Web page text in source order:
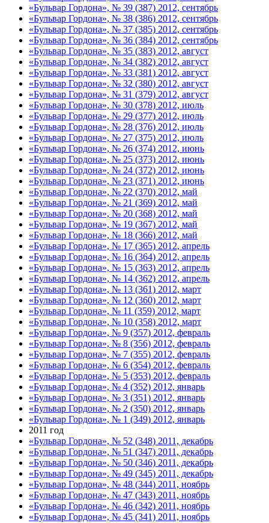
«Бульвар Гордона», № 39 (387) 2012, сентябрь
«Бульвар Гордона», № 38 (386) 2012, сентябрь
«Бульвар Гордона», № 37 (385) 2012, сентябрь
«Бульвар Гордона», № 36 (384) 2012, сентябрь
«Бульвар Гордона», № 35 (383) 2012, август
«Бульвар Гордона», № 34 (382) 2012, август
«Бульвар Гордона», № 33 (381) 2012, август
«Бульвар Гордона», № 32 (380) 2012, август
«Бульвар Гордона», № 31 (379) 2012, август
«Бульвар Гордона», № 30 (378) 2012, июль
«Бульвар Гордона», № 29 (377) 2012, июль
«Бульвар Гордона», № 28 (376) 2012, июль
«Бульвар Гордона», № 27 (375) 2012, июль
«Бульвар Гордона», № 26 (374) 2012, июнь
«Бульвар Гордона», № 25 (373) 2012, июнь
«Бульвар Гордона», № 24 (372) 2012, июнь
«Бульвар Гордона», № 23 (371) 2012, июнь
«Бульвар Гордона», № 22 (370) 2012, май
«Бульвар Гордона», № 21 (369) 2012, май
«Бульвар Гордона», № 20 (368) 2012, май
«Бульвар Гордона», № 19 (367) 2012, май
«Бульвар Гордона», № 18 (366) 2012, май
«Бульвар Гордона», № 17 (365) 2012, апрель
«Бульвар Гордона», № 16 (364) 2012, апрель
«Бульвар Гордона», № 15 (363) 2012, апрель
«Бульвар Гордона», № 14 (362) 2012, апрель
«Бульвар Гордона», № 13 (361) 2012, март
«Бульвар Гордона», № 12 (360) 2012, март
«Бульвар Гордона», № 11 (359) 2012, март
«Бульвар Гордона», № 10 (358) 2012, март
«Бульвар Гордона», № 9 (357) 2012, февраль
«Бульвар Гордона», № 8 (356) 2012, февраль
«Бульвар Гордона», № 7 (355) 2012, февраль
«Бульвар Гордона», № 6 (354) 2012, февраль
«Бульвар Гордона», № 5 (353) 2012, февраль
«Бульвар Гордона», № 4 (352) 2012, январь
«Бульвар Гордона», № 3 (351) 2012, январь
«Бульвар Гордона», № 2 (350) 2012, январь
«Бульвар Гордона», № 1 (349) 2012, январь
2011 год
«Бульвар Гордона», № 52 (348) 2011, декабрь
«Бульвар Гордона», № 51 (347) 2011, декабрь
«Бульвар Гордона», № 50 (346) 2011, декабрь
«Бульвар Гордона», № 49 (345) 2011, декабрь
«Бульвар Гордона», № 48 (344) 2011, ноябрь
«Бульвар Гордона», № 47 (343) 2011, ноябрь
«Бульвар Гордона», № 46 (342) 2011, ноябрь
«Бульвар Гордона», № 45 (341) 2011, ноябрь